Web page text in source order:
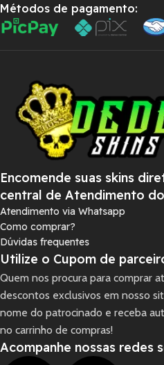
Métodos de pagamento:
Encomende suas skins
central de Atendimento
Atendimento via Whatsapp
Como comprar?
Dúvidas frequentes
Utilize o Cupom de
Quem nos procura para comprar
descontos exclusivos em nosso
nome do patrocinado e receba
no carrinho de compras!
Acompanhe nossas redes